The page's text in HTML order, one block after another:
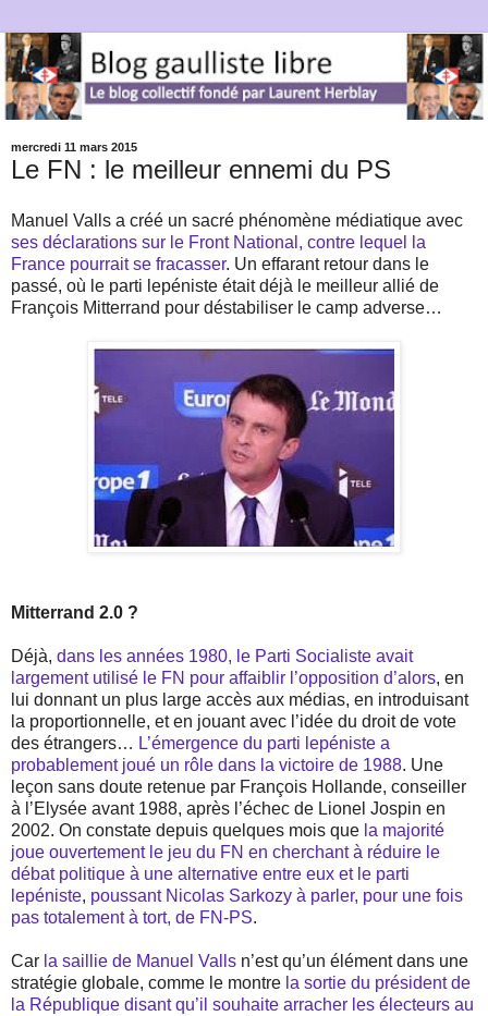
mercredi 11 mars 2015
Le FN : le meilleur ennemi du PS
Manuel Valls a créé un sacré phénomène médiatique avec
ses déclarations sur le Front National, contre lequel la
France pourrait se fracasser. Un effarant retour dans le
passé, où le parti lepéniste était déjà le meilleur allié de
François Mitterrand pour déstabiliser le camp adverse…
Mitterrand 2.0 ?
Déjà, dans les années 1980, le Parti Socialiste avait
largement utilisé le FN pour affaiblir l’opposition d’alors, en
lui donnant un plus large accès aux médias, en introduisant
la proportionnelle, et en jouant avec l’idée du droit de vote
des étrangers… L’émergence du parti lepéniste a
probablement joué un rôle dans la victoire de 1988. Une
leçon sans doute retenue par François Hollande, conseiller
à l’Elysée avant 1988, après l’échec de Lionel Jospin en
2002. On constate depuis quelques mois que la majorité
joue ouvertement le jeu du FN en cherchant à réduire le
débat politique à une alternative entre eux et le parti
lepéniste, poussant Nicolas Sarkozy à parler, pour une fois
pas totalement à tort, de FN-PS.
Car la saillie de Manuel Valls n’est qu’un élément dans une
stratégie globale, comme le montre la sortie du président de
la République disant qu’il souhaite arracher les électeurs au